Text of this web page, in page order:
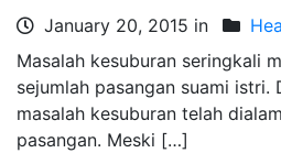
January 20, 2015 in
Masalah kesuburan seringkali
sejumlah pasangan suami istri.
masalah kesuburan telah
pasangan. Meski […]